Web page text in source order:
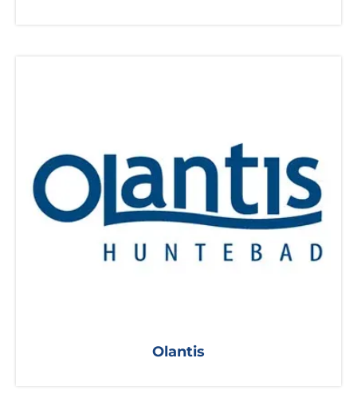
Olantis